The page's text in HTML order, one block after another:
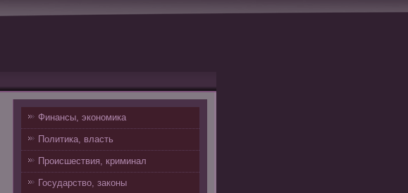
Финансы, экономика
Политика, власть
Происшествия, криминал
Государство, законы